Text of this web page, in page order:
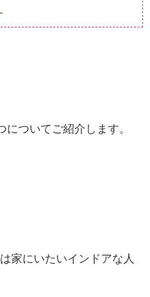
ついてご紹介します。
家にいたいインドアな人